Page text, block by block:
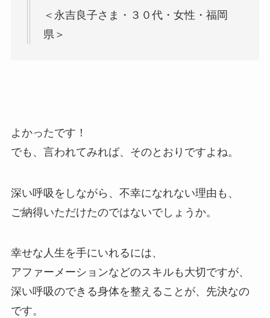
＜永吉良子さま・３０代・女性・福岡
県＞
よかったです！
でも、言われてみれば、そのとおりですよね。
深い呼吸をしながら、不幸になれない理由も、
ご納得いただけたのではないでしょうか。
幸せな人生を手にいれるには、
アファーメーションなどのスキルも大切ですが、
深い呼吸のできる身体を整えることが、先決なの
です。